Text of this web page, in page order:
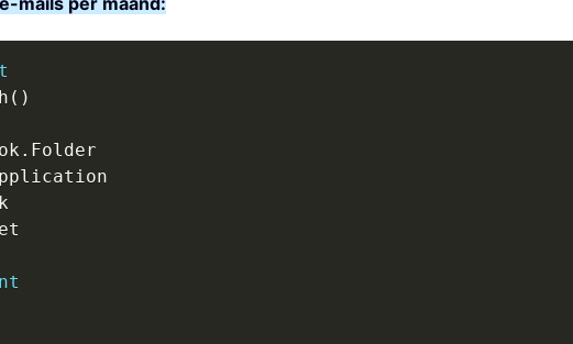
( )
.